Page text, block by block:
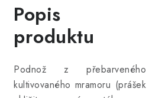
Popis
produktu
Podnož z přebarveného
kultivovaného mramoru (prášek